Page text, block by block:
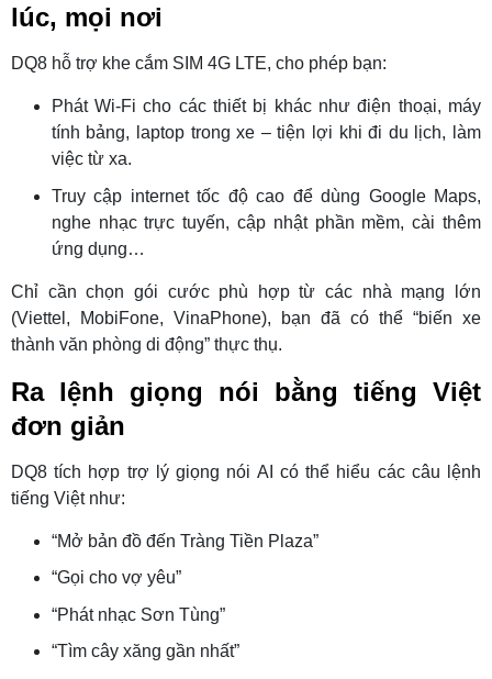
lúc, mọi nơi
DQ8 hỗ trợ khe cắm SIM 4G LTE, cho phép bạn:
Phát Wi-Fi cho các thiết bị khác như điện thoại, máy
tính bảng, laptop trong xe – tiện lợi khi đi du lịch, làm
việc từ xa.
Truy cập internet tốc độ cao để dùng Google Maps,
nghe nhạc trực tuyến, cập nhật phần mềm, cài thêm
ứng dụng…
Chỉ cần chọn gói cước phù hợp từ các nhà mạng lớn
(Viettel, MobiFone, VinaPhone), bạn đã có thể “biến xe
thành văn phòng di động” thực thụ.
Ra lệnh giọng nói bằng tiếng Việt
đơn giản
DQ8 tích hợp trợ lý giọng nói AI có thể hiểu các câu lệnh
tiếng Việt như:
“Mở bản đồ đến Tràng Tiền Plaza”
“Gọi cho vợ yêu”
“Phát nhạc Sơn Tùng”
“Tìm cây xăng gần nhất”